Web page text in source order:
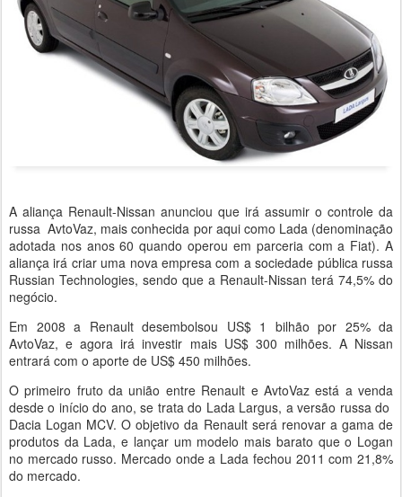
A aliança Renault-Nissan anunciou que irá assumir o controle da
russa AvtoVaz, mais conhecida por aqui como Lada (denominação
adotada nos anos 60 quando operou em parceria com a Fiat). A
aliança irá criar uma nova empresa com a sociedade pública russa
Russian Technologies, sendo que a Renault-Nissan terá 74,5% do
negócio.
Em 2008 a Renault desembolsou US$ 1 bilhão por 25% da
AvtoVaz, e agora irá investir mais US$ 300 milhões. A Nissan
entrará com o aporte de US$ 450 milhões.
O primeiro fruto da união entre Renault e AvtoVaz está a venda
desde o início do ano, se trata do Lada Largus, a versão russa do
Dacia Logan MCV. O objetivo da Renault será renovar a gama de
produtos da Lada, e lançar um modelo mais barato que o Logan
no mercado russo. Mercado onde a Lada fechou 2011 com 21,8%
do mercado.